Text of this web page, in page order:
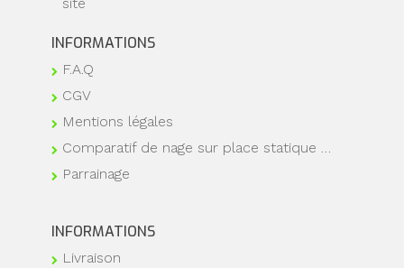
site
INFORMATIONS
F.A.Q
CGV
Mentions légales
Comparatif de nage sur place statique …
Parrainage
INFORMATIONS
Livraison